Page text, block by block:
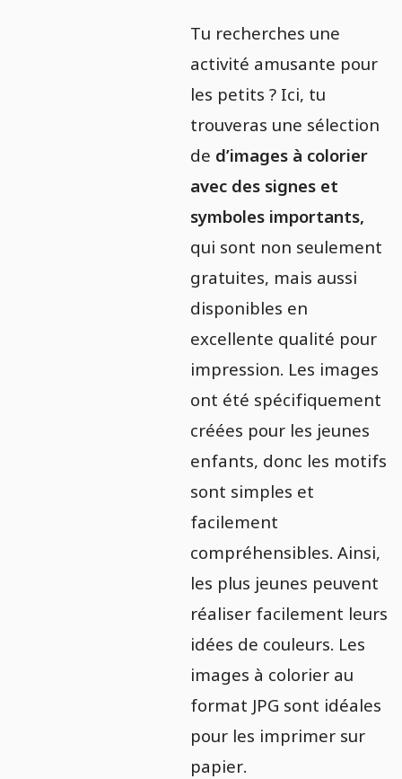
Tu recherches une
activité amusante pour
les petits ? Ici, tu
trouveras une sélection
de d’images à colorier
avec des signes et
symboles importants,
qui sont non seulement
gratuites, mais aussi
disponibles en
excellente qualité pour
impression. Les images
ont été spécifiquement
créées pour les jeunes
enfants, donc les motifs
sont simples et
facilement
compréhensibles. Ainsi,
les plus jeunes peuvent
réaliser facilement leurs
idées de couleurs. Les
images à colorier au
format JPG sont idéales
pour les imprimer sur
papier.